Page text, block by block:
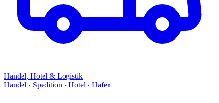
Handel, Hotel & Logistik
Handel · Spedition · Hotel · Hafen